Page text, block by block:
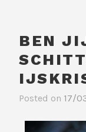
BEN
Posted on 17/